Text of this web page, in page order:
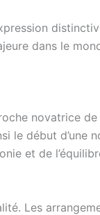
dans le
novatrice
début d’une
et de
Les